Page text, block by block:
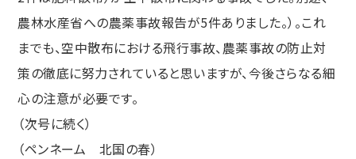
農林水産省への農薬事故報告が5件ありました。）。これ
までも、空中散布における飛行事故、農薬事故の防止対
策の徹底に努力されていると思いますが、今後さらなる細
心の注意が必要です。
（次号に続く）
（ペンネーム 北国の春）